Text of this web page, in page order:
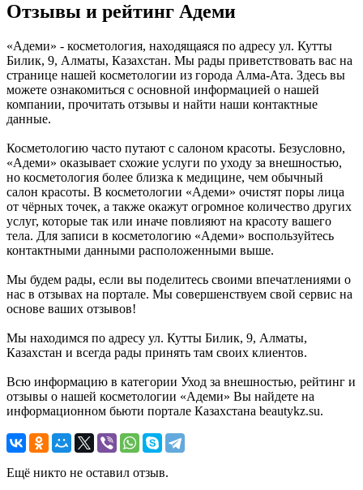
Отзывы и рейтинг Адеми
«Адеми» - косметология, находящаяся по адресу ул. Кутты
Билик, 9, Алматы, Казахстан. Мы рады приветствовать вас на
странице нашей косметологии из города Алма-Ата. Здесь вы
можете ознакомиться с основной информацией о нашей
компании, прочитать отзывы и найти наши контактные
данные.
Косметологию часто путают с салоном красоты. Безусловно,
«Адеми» оказывает схожие услуги по уходу за внешностью,
но косметология более близка к медицине, чем обычный
салон красоты. В косметологии «Адеми» очистят поры лица
от чёрных точек, а также окажут огромное количество других
услуг, которые так или иначе повлияют на красоту вашего
тела. Для записи в косметологию «Адеми» воспользуйтесь
контактными данными расположенными выше.
Мы будем рады, если вы поделитесь своими впечатлениями о
нас в отзывах на портале. Мы совершенствуем свой сервис на
основе ваших отзывов!
Мы находимся по адресу ул. Кутты Билик, 9, Алматы,
Казахстан и всегда рады принять там своих клиентов.
Всю информацию в категории Уход за внешностью, рейтинг и
отзывы о нашей косметологии «Адеми» Вы найдете на
информационном бьюти портале Казахстана beautykz.su.
Ещё никто не оставил отзыв.